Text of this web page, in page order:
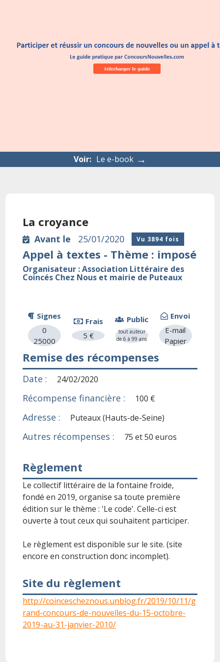
Voir: Le e-book →
La croyance
Avant le 25/01/2020 Vu 3894 fois
Appel à textes - Thème : imposé
Organisateur : Association Littéraire des
Coincés Chez Nous et mairie de Puteaux
Signes
0
25000
Frais
5 €
Public
tout auteur
de 6 à 99 ans
Envoi
E-mail
Papier
Remise des récompenses
Date : 24/02/2020
Récompense financière : 100 €
Adresse : Puteaux (Hauts-de-Seine)
Autres récompenses : 75 et 50 euros
Règlement
Le collectif littéraire de la fontaine froide,
fondé en 2019, organise sa toute première
édition sur le thème : 'Le code'. Celle-ci est
ouverte à tout ceux qui souhaitent participer.
Le règlement est disponible sur le site. (site
encore en construction donc incomplet).
Site du règlement
http://coincescheznous.unblog.fr/2019/10/11/g
rand-concours-de-nouvelles-du-15-octobre-
2019-au-31-janvier-2010/